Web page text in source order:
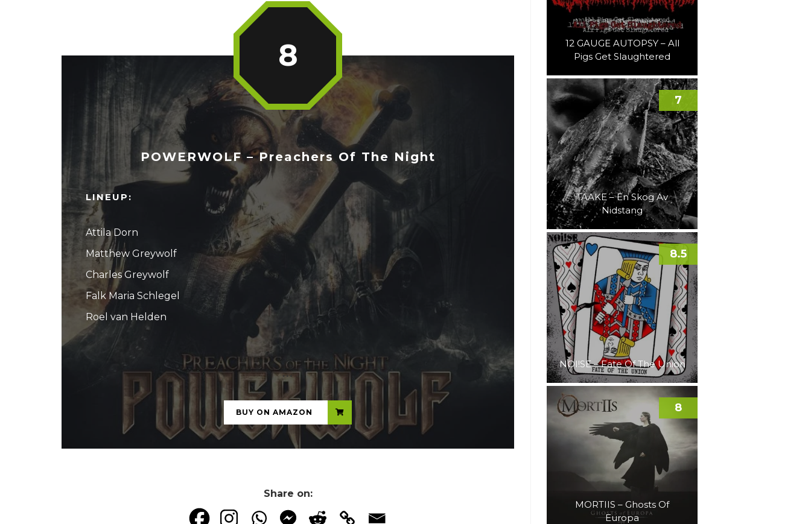
POWERWOLF – Preachers Of The Night
LINEUP:
Attila Dorn
Matthew Greywolf
Charles Greywolf
Falk Maria Schlegel
Roel van Helden
8
...
BUY ON AMAZON
Share on:
12 GAUGE AUTOPSY – All
Pigs Get Slaughtered
TAAKE – En Skog Av
Nidstang
7
NOI!SE – Fate Of The Union
8.5
MORTIIS – Ghosts Of
Europa
8